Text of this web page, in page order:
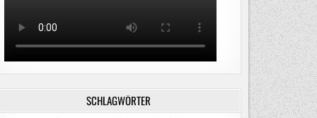
SCHLAGWÖRTER